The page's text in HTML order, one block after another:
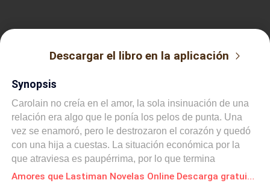
Descargar el libro en la aplicación
Synopsis
Carolain no creía en el amor, la sola insinuación de una
relación era algo que le ponía los pelos de punta. Una
vez se enamoró, pero le destrozaron el corazón y quedó
con una hija a cuestas. La situación económica por la
que atraviesa es paupérrima, por lo que termina
trabajando como dama de compañía. Toda su vida
Amores que Lastiman Novelas Online Descarga gratuita de PDF